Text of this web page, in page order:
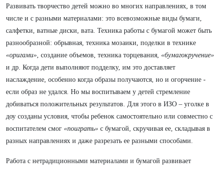
Развивать творчество детей можно во многих направлениях, в том
числе и с разными материалами: это всевозможные виды бумаги,
салфетки, ватные диски, вата. Техника работы с бумагой может быть
разнообразной: обрывная, техника мозаики, поделки в технике
«оригами», создание объемов, техника торцевания, «бумагокручение»
и др. Когда дети выполняют подделку, им это доставляет
наслаждение, особенно когда образы получаются, но и огорчение -
если образ не удался. Но мы воспитываем у детей стремление
добиваться положительных результатов. Для этого в ИЗО – уголке в
доу созданы условия, чтобы ребенок самостоятельно или совместно с
воспитателем смог «поиграть» с бумагой, скручивая ее, складывая в
разных направлениях и даже разрезать ее разными способами.
Работа с нетрадиционными материалами и бумагой развивает